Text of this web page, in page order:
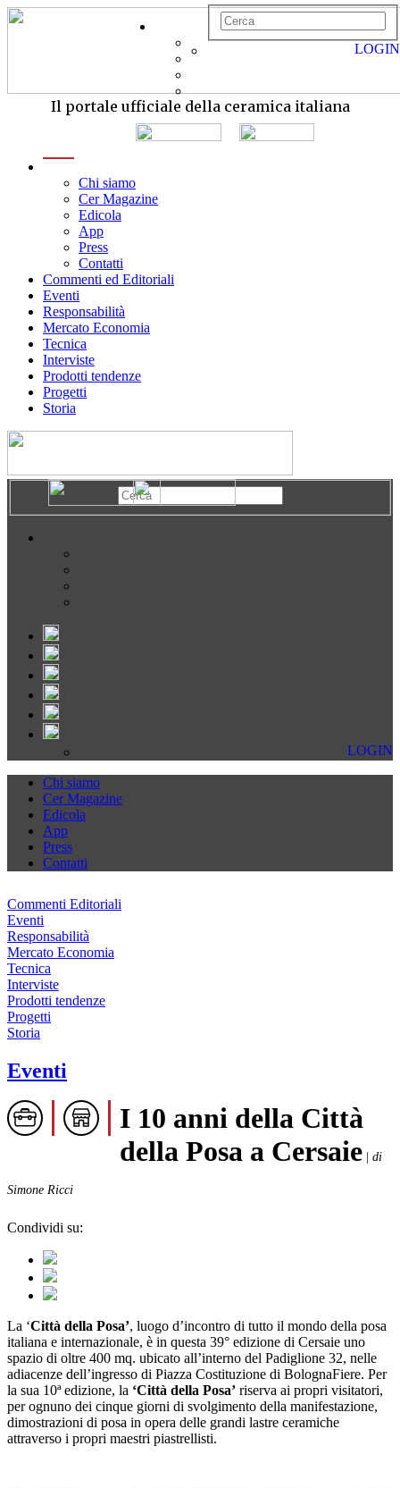
Il portale ufficiale della ceramica italiana
Chi siamo
Cer Magazine
Edicola
App
Press
Contatti
Commenti ed Editoriali
Eventi
Responsabilità
Mercato Economia
Tecnica
Interviste
Prodotti tendenze
Progetti
Storia
LOGIN
LOGIN
Chi siamo
Cer Magazine
Edicola
App
Press
Contatti
Commenti Editoriali
Eventi
Responsabilità
Mercato Economia
Tecnica
Interviste
Prodotti tendenze
Progetti
Storia
Eventi
I 10 anni della Città
della Posa a Cersaie
di
Simone Ricci
Condividi su:
La ‘Città della Posa’, luogo d’incontro di tutto il mondo della posa
italiana e internazionale, è in questa 39° edizione di Cersaie uno
spazio di oltre 400 mq. ubicato all’interno del Padiglione 32, nelle
adiacenze dell’ingresso di Piazza Costituzione di BolognaFiere. Per
la sua 10ª edizione, la ‘Città della Posa’ riserva ai propri visitatori,
per ognuno dei cinque giorni di svolgimento della manifestazione,
dimostrazioni di posa in opera delle grandi lastre ceramiche
attraverso i propri maestri piastrellisti.